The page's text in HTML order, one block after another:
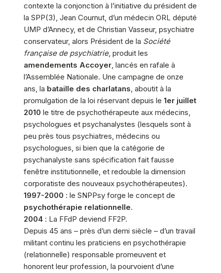
contexte la conjonction à l’initiative du président de
la SPP(3), Jean Cournut, d’un médecin ORL député
UMP d’Annecy, et de Christian Vasseur, psychiatre
conservateur, alors Président de la Société
française de psychiatrie, produit les
amendements Accoyer, lancés en rafale à
l’Assemblée Nationale. Une campagne de onze
ans, la bataille des charlatans, aboutit à la
promulgation de la loi réservant depuis le 1er juillet
2010 le titre de psychothérapeute aux médecins,
psychologues et psychanalystes (lesquels sont à
peu près tous psychiatres, médecins ou
psychologues, si bien que la catégorie de
psychanalyste sans spécification fait fausse
fenêtre institutionnelle, et redouble la dimension
corporatiste des nouveaux psychothérapeutes).
1997-2000 : le SNPPsy forge le concept de
psychothérapie relationnelle.
2004 : La FFdP deviend FF2P.
Depuis 45 ans – près d’un demi siècle – d’un travail
militant continu les praticiens en psychothérapie
(relationnelle) responsable promeuvent et
honorent leur profession, la pourvoient d’une